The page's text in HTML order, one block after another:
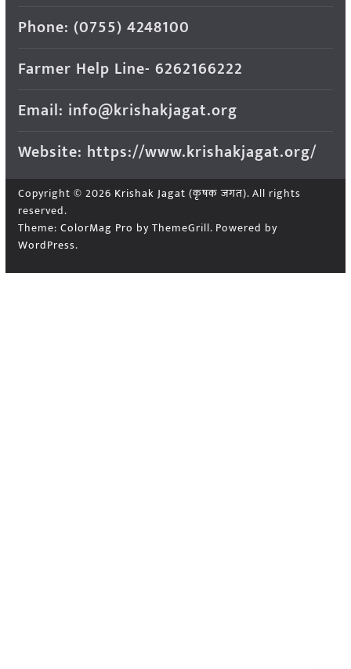
Phone: (0755) 4248100
Farmer Help Line- 6262166222
Email: info@krishakjagat.org
Website: https://www.krishakjagat.org/
Copyright © 2026 Krishak Jagat (कृषक जगत). All rights
reserved.
Theme: ColorMag Pro by ThemeGrill. Powered by
WordPress.